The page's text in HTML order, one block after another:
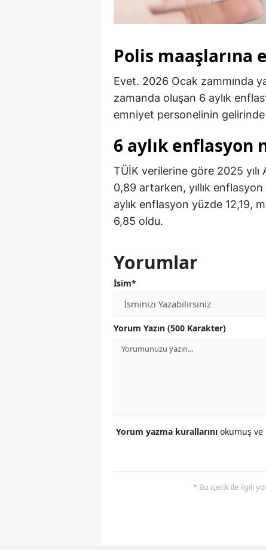
Polis maaşlarına
Evet. 2026 Ocak zammında
zamanda oluşan 6 aylık
emniyet personelinin
6 aylık enflasyon
TÜİK verilerine göre 2025 yılı
0,89 artarken, yıllık
aylık enflasyon yüzde 12,19,
6,85 oldu.
Yorumlar
İsim*
Yorum Yazın (500 Karakter)
Yorum yazma kurallarını okumuş ve
* Bu içerik ile ilgili